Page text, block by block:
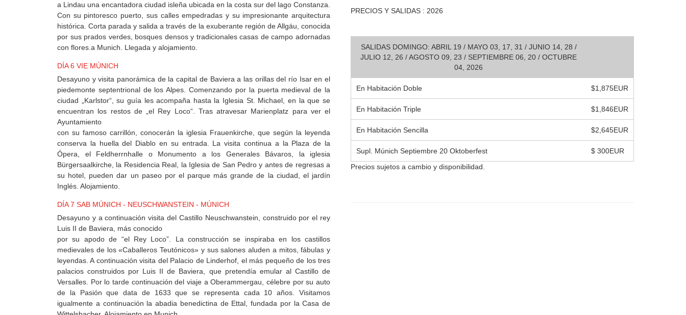
a Lindau una encantadora ciudad isleña ubicada en la costa sur del lago Constanza.
Con su pintoresco puerto, sus calles empedradas y su impresionante arquitectura
histórica. Corta parada y salida a través de la exuberante región de Allgäu, conocida
por sus prados verdes, bosques densos y tradicionales casas de campo adornadas
con flores.a Munich. Llegada y alojamiento.
DÍA 6 VIE MÚNICH
Desayuno y visita panorámica de la capital de Baviera a las orillas del río Isar en el
piedemonte septentrional de los Alpes. Comenzando por la puerta medieval de la
ciudad „Karlstor“, su guía les acompaña hasta la Iglesia St. Michael, en la que se
encuentran los restos de „el Rey Loco“. Tras atravesar Marienplatz para ver el
Ayuntamiento
con su famoso carrillón, conocerán la iglesia Frauenkirche, que según la leyenda
conserva la huella del Diablo en su entrada. La visita continua a la Plaza de la
Ópera, el Feldherrnhalle o Monumento a los Generales Bávaros, la iglesia
Bürgersaalkirche, la Residencia Real, la Iglesia de San Pedro y antes de regresas a
su hotel, pueden dar un paseo por el parque más grande de la ciudad, el jardín
Inglés. Alojamiento.
DÍA 7 SAB MÚNICH - NEUSCHWANSTEIN - MÚNICH
Desayuno y a continuación visita del Castillo Neuschwanstein, construido por el rey
Luis II de Baviera, más conocido
por su apodo de “el Rey Loco”. La construcción se inspiraba en los castillos
medievales de los «Caballeros Teutónicos» y sus salones aluden a mitos, fábulas y
leyendas. A continuación visita del Palacio de Linderhof, el más pequeño de los tres
palacios construidos por Luis II de Baviera, que pretendía emular al Castillo de
Versalles. Por lo tarde continuación del viaje a Oberammergau, célebre por su auto
de la Pasión que data de 1633 que se representa cada 10 años. Visitamos
igualmente a continuación la abadia benedictina de Ettal, fundada por la Casa de
PRECIOS Y SALIDAS : 2026
SALIDAS DOMINGO: ABRIL 19 / MAYO 03, 17, 31 / JUNIO 14, 28 /
JULIO 12, 26 / AGOSTO 09, 23 / SEPTIEMBRE 06, 20 / OCTUBRE
04, 2026
En Habitación Doble $1,875EUR
En Habitación Triple $1,846EUR
En Habitación Sencilla $2,645EUR
Supl. Múnich Septiembre 20 Oktoberfest
$ 300EUR
Precios sujetos a cambio y disponibilidad.